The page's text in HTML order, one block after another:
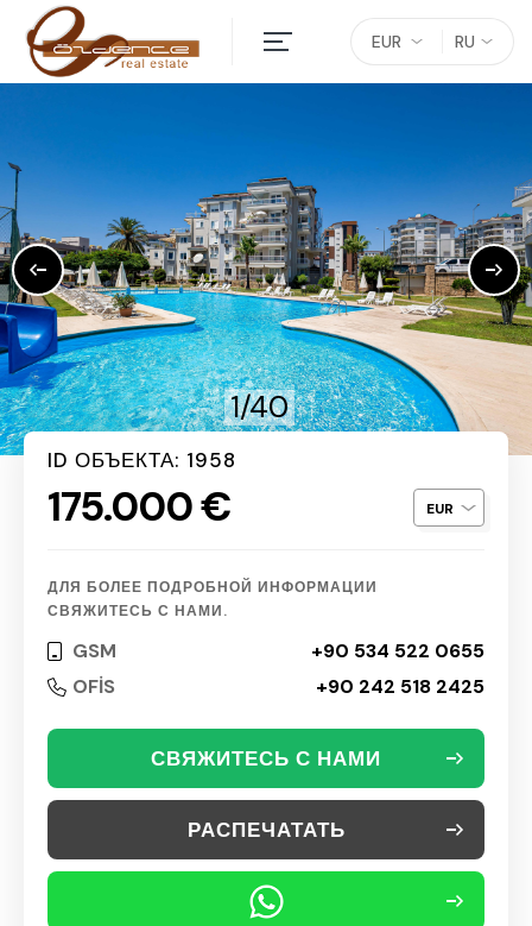
RU
EUR
1/40
ID ОБЪЕКТА: 1958
175.000 €
ДЛЯ БОЛЕЕ ПОДРОБНОЙ ИНФОРМАЦИИ
СВЯЖИТЕСЬ С НАМИ.
GSM
+90 534 522 0655
OFİS
+90 242 518 2425
СВЯЖИТЕСЬ С НАМИ
РАСПЕЧАТАТЬ